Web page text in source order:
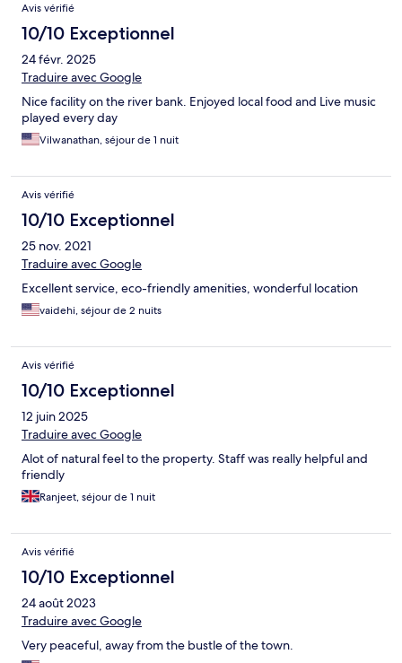
Avis vérifié
10/10 Exceptionnel
24 févr. 2025
Traduire avec Google
Nice facility on the river bank. Enjoyed local food and Live music
played every day
Vilwanathan, séjour de 1 nuit
Avis vérifié
10/10 Exceptionnel
25 nov. 2021
Traduire avec Google
Excellent service, eco-friendly amenities, wonderful location
vaidehi, séjour de 2 nuits
Avis vérifié
10/10 Exceptionnel
12 juin 2025
Traduire avec Google
Alot of natural feel to the property. Staff was really helpful and
friendly
Ranjeet, séjour de 1 nuit
Avis vérifié
10/10 Exceptionnel
24 août 2023
Traduire avec Google
Very peaceful, away from the bustle of the town.